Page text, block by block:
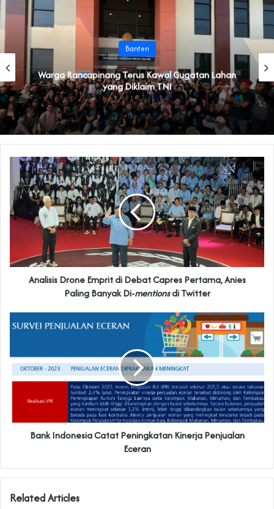
Banten
‎Warga Rancapinang Terus Kawal Gugatan Lahan
yang Diklaim TNI‎‎
Analisis Drone Emprit di Debat Capres Pertama, Anies
Paling Banyak Di-mentionsdi Twitter
Bank Indonesia Catat Peningkatan Kinerja Penjualan
Eceran
Related Articles